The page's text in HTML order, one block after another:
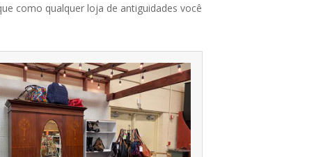
como qualquer loja de antiguidades você